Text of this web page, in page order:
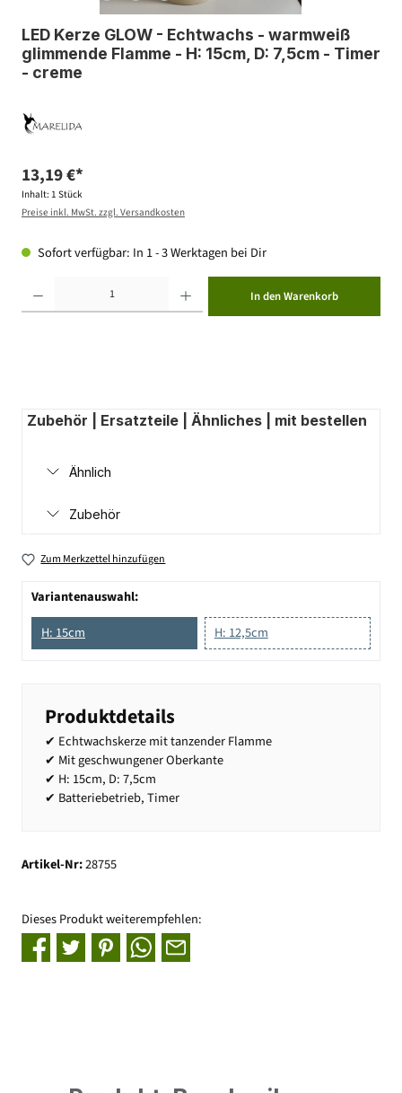
LED Kerze GLOW - Echtwachs - warmweiß
glimmende Flamme - H: 15cm, D: 7,5cm - Timer
- creme
13,19 €*
Inhalt: 1 Stück
Preise inkl. MwSt. zzgl. Versandkosten
Sofort verfügbar: In 1 - 3 Werktagen bei Dir
In den Warenkorb
Zubehör | Ersatzteile | Ähnliches | mit bestellen
Ähnlich
Zubehör
Zum Merkzettel hinzufügen
Variantenauswahl:
H: 15cm
H: 12,5cm
Produktdetails
✔ Echtwachskerze mit tanzender Flamme
✔ Mit geschwungener Oberkante
✔ H: 15cm, D: 7,5cm
✔ Batteriebetrieb, Timer
Artikel-Nr:28755
Dieses Produkt weiterempfehlen: